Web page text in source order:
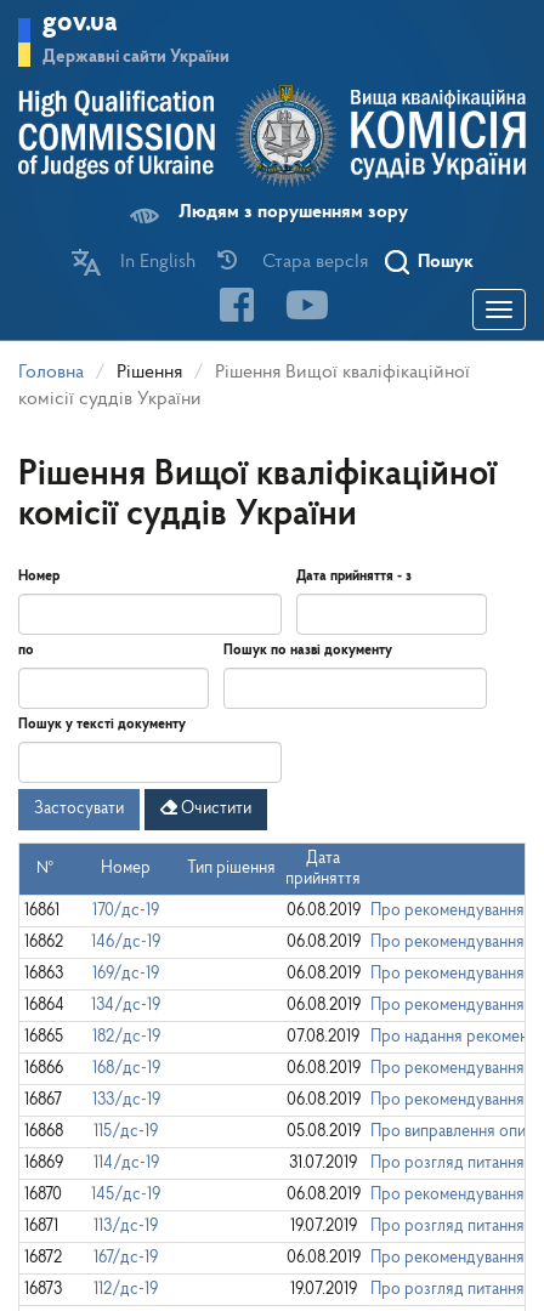
основного
матеріалу
gov.ua
Державні сайти України
Людям з порушенням зору
In English Стара версІя Пошук
Toggle
Головна Рішення
Рішення Вищої кваліфікаційної
комісії суддів України
Рішення Вищої кваліфікаційної
комісії суддів України
Номер Дата прийняття - з
Дата
Дата
прийняття
з
по
Дата
по
Пошук по назві документу
Пошук у тексті документу
Застосувати Очистити
№ Номер Тип рішення
Дата
прийняття
16861
170/дс-19 06.08.2019
Про рекомендування
16862
146/дс-19 06.08.2019
Про рекомендування
16863
169/дс-19 06.08.2019
Про рекомендування
16864
134/дс-19 06.08.2019
Про рекомендування
16865
182/дс-19 07.08.2019
Про надання
16866
168/дс-19 06.08.2019
Про рекомендування
16867
133/дс-19 06.08.2019
Про рекомендування
16868
115/дс-19 05.08.2019
Про виправлення
16869
114/дс-19 31.07.2019
Про розгляд питання
16870
145/дс-19 06.08.2019
Про рекомендування
16871
113/дс-19 19.07.2019
Про розгляд питання
16872
167/дс-19 06.08.2019
Про рекомендування
16873
112/дс-19 19.07.2019
Про розгляд питання